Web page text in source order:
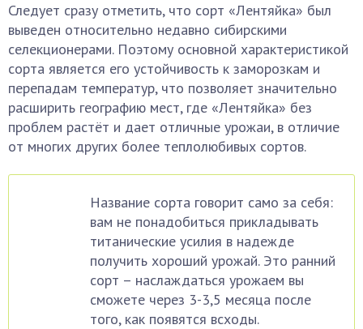
Следует сразу отметить, что сорт «Лентяйка» был
выведен относительно недавно сибирскими
селекционерами. Поэтому основной характеристикой
сорта является его устойчивость к заморозкам и
перепадам температур, что позволяет значительно
расширить географию мест, где «Лентяйка» без
проблем растёт и дает отличные урожаи, в отличие
от многих других более теплолюбивых сортов.
Название сорта говорит само за себя:
вам не понадобиться прикладывать
титанические усилия в надежде
получить хороший урожай. Это ранний
сорт – наслаждаться урожаем вы
сможете через 3-3,5 месяца после
того, как появятся всходы.